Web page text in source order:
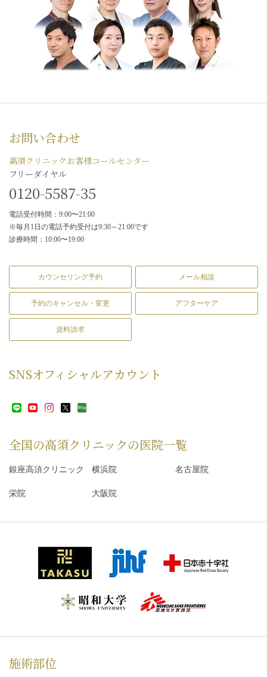
お問い合わせ
高須クリニックお客様コールセンター
フリーダイヤル
0120-5587-35
電話受付時間：9:00〜21:00
※毎月1日の電話予約受付は9:30～21:00です
診療時間：10:00〜19:00
カウンセリング予約 メール相談
予約のキャンセル・変更 アフターケア
資料請求
SNSオフィシャルアカウント
全国の高須クリニックの医院一覧
銀座高須クリニック 横浜院 名古屋院
栄院 大阪院
施術部位